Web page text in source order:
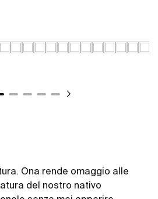
Ona rende omaggio alle
del nostro nativo